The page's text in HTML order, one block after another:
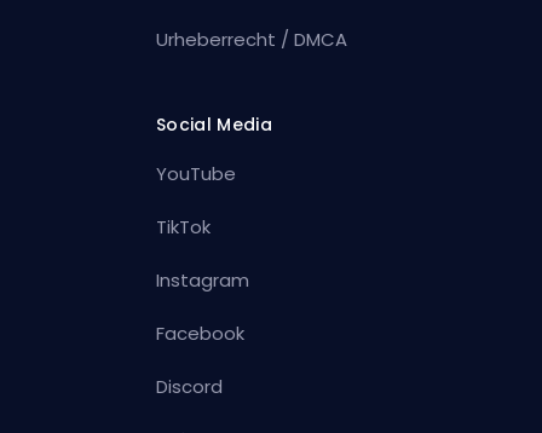
Urheberrecht / DMCA
Social Media
YouTube
TikTok
Instagram
Facebook
Discord